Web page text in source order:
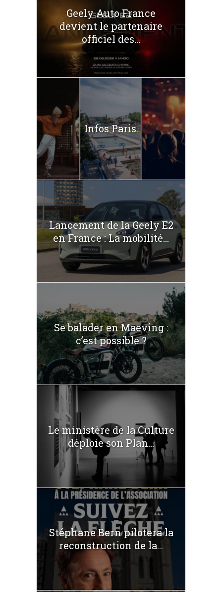
Geely Auto France
devient le partenaire
officiel des...
Infos Paris.
Lancement de la Geely E2
en France : La mobilité...
Se balader en Maeving :
c’est possible ?
Le ministère de la Culture
déploie son Plan...
Stéphane Bern pilotera la
reconstruction de la...